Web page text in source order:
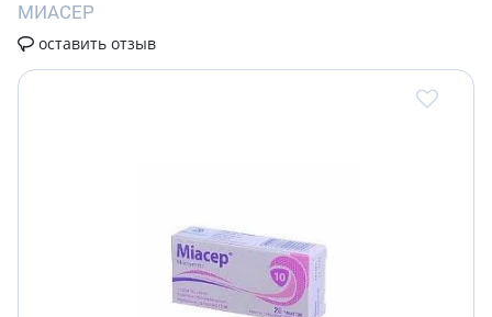
МИАСЕР
оставить отзыв